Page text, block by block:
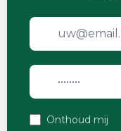
Onthoud mij